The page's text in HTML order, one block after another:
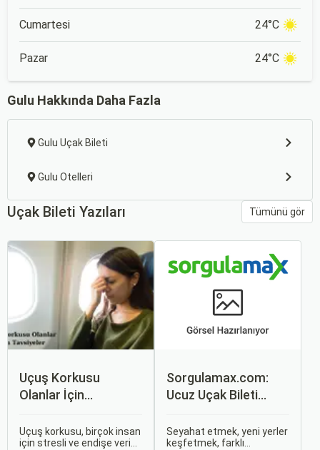
Cumartesi 24°C
Pazar 24°C
Gulu Hakkında Daha Fazla
Gulu Uçak Bileti
Gulu Otelleri
Uçak Bileti Yazıları Tümünü gör
Uçuş Korkusu
Olanlar İçin
Uçuş korkusu, birçok insan
için stresli ve endişe verici
Sorgulamax.com:
Ucuz Uçak Bileti
Seyahat etmek, yeni yerler
keşfetmek, farklı